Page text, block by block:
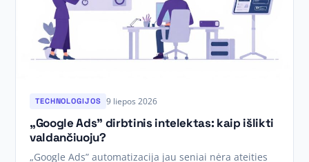
TECHNOLOGIJOS 9 liepos 2026
„Google Ads” dirbtinis intelektas: kaip išlikti
valdančiuoju?
„Google Ads” automatizacija jau seniai nėra ateities